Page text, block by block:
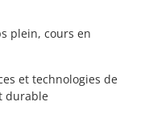
plein, cours en
et technologies de
durable